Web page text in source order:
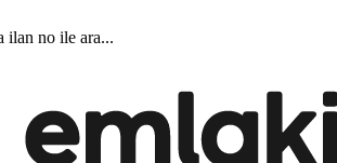
ilan no ile ara...